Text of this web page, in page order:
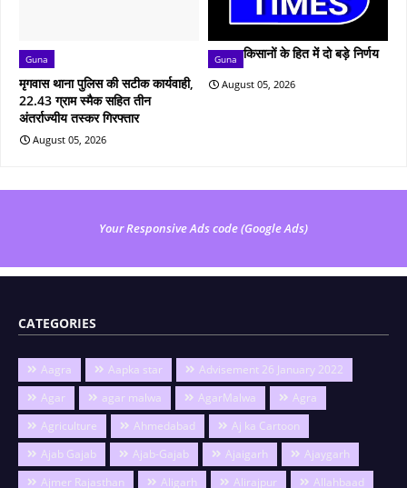
Guna
मृगवास थाना पुलिस की सटीक कार्यवाही,
22.43 ग्राम स्मैक सहित तीन
अंतर्राज्यीय तस्कर गिरफ्तार
August 05, 2026
Guna किसानों के हित में दो बड़े निर्णय
August 05, 2026
Your Responsive Ads code (Google Ads)
CATEGORIES
Aagra Aapka star
Advisement 26 January 2022
Agar
agar malwa AgarMalwa
Agra
Agriculture
Ahmedabad
Aj ka Cartoon
Ajab Gajab
Ajab-Gajab Ajaigarh
Ajaygarh
Ajmer Rajasthan
Aligarh Alirajpur Allahbaad